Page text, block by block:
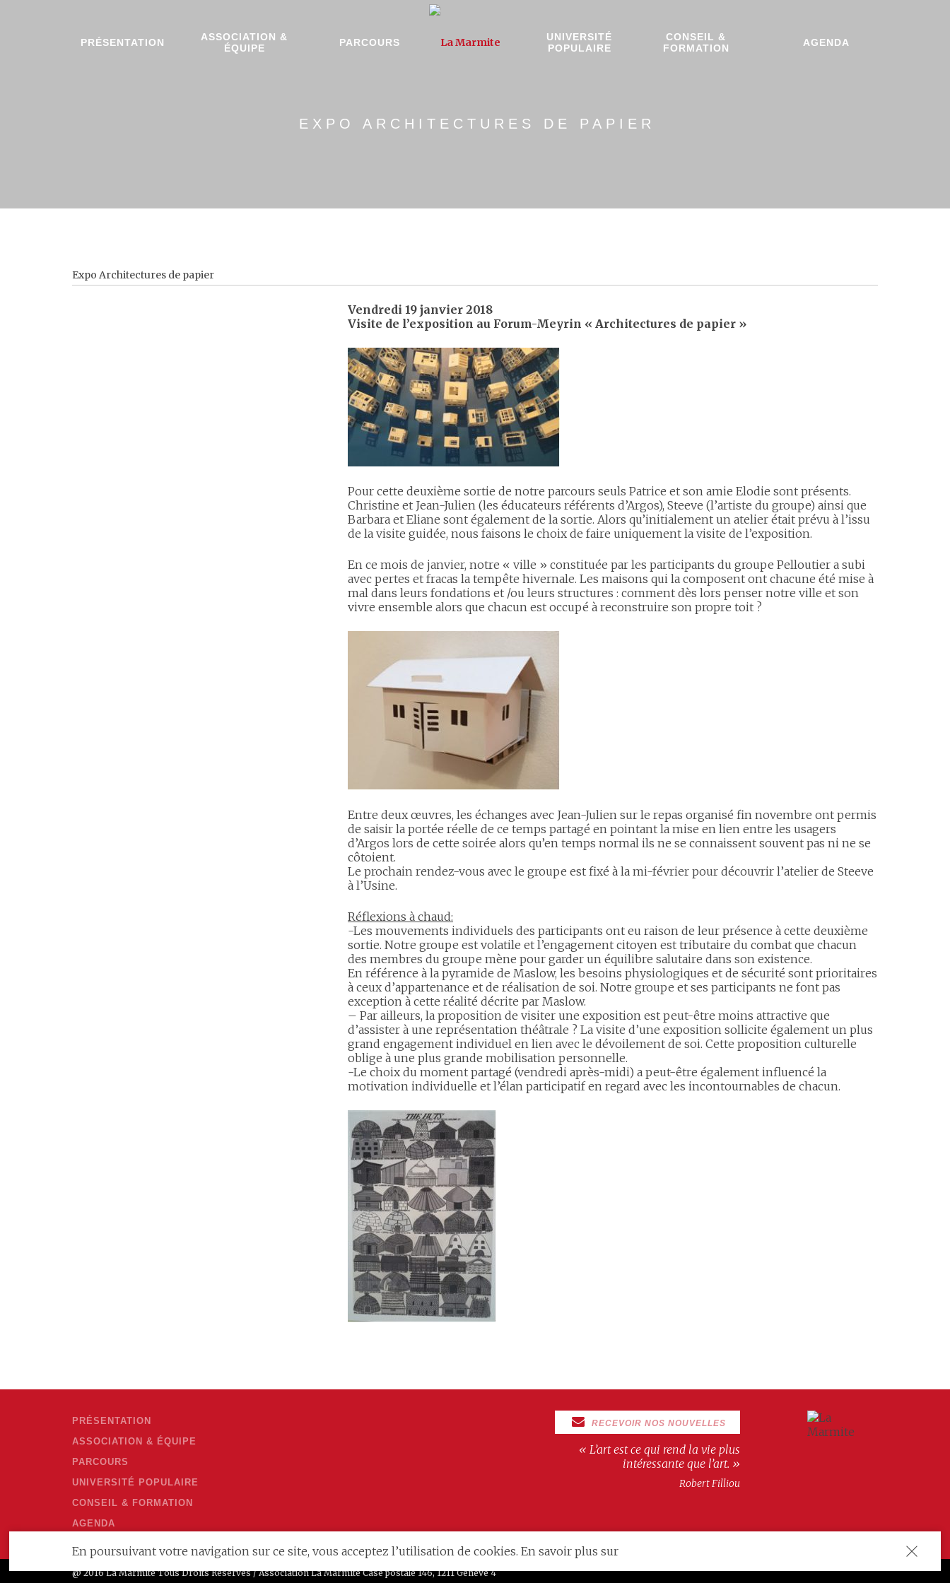
PRÉSENTATION
ASSOCIATION &
ÉQUIPE
PARCOURS
UNIVERSITÉ
POPULAIRE
CONSEIL &
FORMATION
AGENDA
EXPO ARCHITECTURES DE PAPIER
Expo Architectures de papier
Vendredi 19 janvier 2018
Visite de l’exposition au Forum-Meyrin « Architectures de papier »
Pour cette deuxième sortie de notre parcours seuls Patrice et son amie Elodie sont présents.
Christine et Jean-Julien (les éducateurs référents d’Argos), Steeve (l’artiste du groupe) ainsi que
Barbara et Eliane sont également de la sortie. Alors qu’initialement un atelier était prévu à l’issu
de la visite guidée, nous faisons le choix de faire uniquement la visite de l’exposition.
En ce mois de janvier, notre « ville » constituée par les participants du groupe Pelloutier a subi
avec pertes et fracas la tempête hivernale. Les maisons qui la composent ont chacune été mise à
mal dans leurs fondations et /ou leurs structures : comment dès lors penser notre ville et son
vivre ensemble alors que chacun est occupé à reconstruire son propre toit ?
Entre deux œuvres, les échanges avec Jean-Julien sur le repas organisé fin novembre ont permis
de saisir la portée réelle de ce temps partagé en pointant la mise en lien entre les usagers
d’Argos lors de cette soirée alors qu’en temps normal ils ne se connaissent souvent pas ni ne se
côtoient.
Le prochain rendez-vous avec le groupe est fixé à la mi-février pour découvrir l’atelier de Steeve
à l’Usine.
Réflexions à chaud:
-Les mouvements individuels des participants ont eu raison de leur présence à cette deuxième
sortie. Notre groupe est volatile et l’engagement citoyen est tributaire du combat que chacun
des membres du groupe mène pour garder un équilibre salutaire dans son existence.
En référence à la pyramide de Maslow, les besoins physiologiques et de sécurité sont prioritaires
à ceux d’appartenance et de réalisation de soi. Notre groupe et ses participants ne font pas
exception à cette réalité décrite par Maslow.
– Par ailleurs, la proposition de visiter une exposition est peut-être moins attractive que
d’assister à une représentation théâtrale ? La visite d’une exposition sollicite également un plus
grand engagement individuel en lien avec le dévoilement de soi. Cette proposition culturelle
oblige à une plus grande mobilisation personnelle.
-Le choix du moment partagé (vendredi après-midi) a peut-être également influencé la
motivation individuelle et l’élan participatif en regard avec les incontournables de chacun.
PRÉSENTATION
ASSOCIATION & ÉQUIPE
PARCOURS
UNIVERSITÉ POPULAIRE
CONSEIL & FORMATION
AGENDA
RECEVOIR NOS NOUVELLES
« L’art est ce qui rend la vie plus
intéressante que l’art. »
Robert Filliou
@ 2016 La Marmite Tous Droits Réservés / Association La Marmite Case postale 146, 1211 Genève 4
En poursuivant votre navigation sur ce site, vous acceptez l’utilisation de cookies. En savoir plus sur